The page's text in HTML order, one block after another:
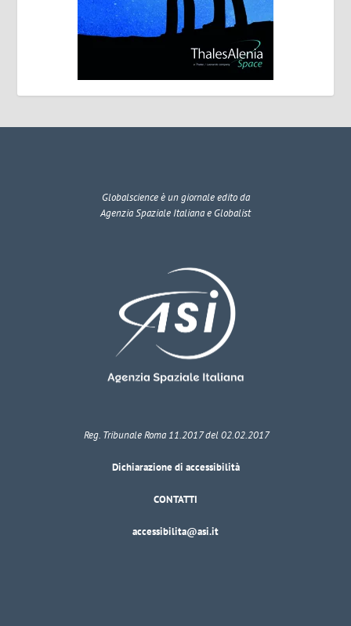
Globalscienceè un giornale edito da
Agenzia Spaziale Italiana e Globalist
Reg. Tribunale Roma 11.2017 del 02.02.2017
Dichiarazione di accessibilità
CONTATTI
accessibilita@asi.it